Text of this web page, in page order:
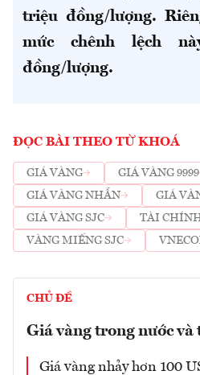
triệu đồng/lượng.
mức chênh lệch
đồng/lượng.
ĐỌC BÀI THEO TỪ KHOÁ
GIÁ VÀNG
GIÁ VÀNG 9999
GIÁ VÀNG NHẪN
GIÁ
GIÁ VÀNG SJC
TÀI
VÀNG MIẾNG SJC
CHỦ ĐỀ
Giá vàng trong nước và
Giá vàng nhảy hơn 100